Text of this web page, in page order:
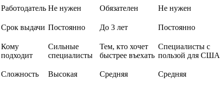
Работодатель Не нужен Обязателен Не нужен
Срок выдачи Постоянно До 3 лет Постоянно
Кому
подходит
Сильные
специалисты
Тем, кто хочет
быстрее въехать
Специалисты с
пользой для США
Сложность Высокая Средняя Средняя